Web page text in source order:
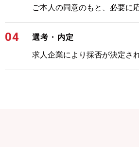
ご本人の同意のもと、必要に
04
選考・内定
求人企業により採否が決定さ